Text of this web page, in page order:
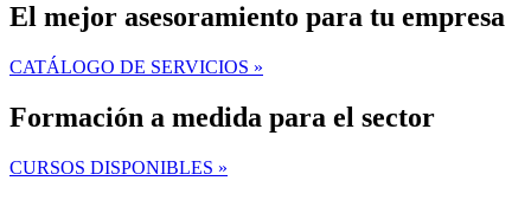
El mejor asesoramiento para tu empresa
CATÁLOGO DE SERVICIOS »
Formación a medida para el sector
CURSOS DISPONIBLES »